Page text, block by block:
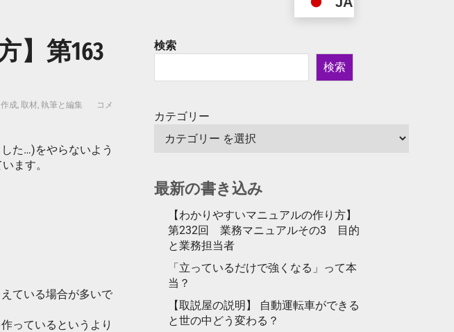
】第163
成, 取材, 執筆と編集
コメ
た…)をやらないよう
ます。
ている場合が多いで
っているというより
検索
検索
カテゴリー
最新の書き込み
【わかりやすいマニュアルの作り方】
第232回 業務マニュアルその3 目的
と業務担当者
「立っているだけで強くなる」って本
当？
【取説屋の説明】 自動運転車ができる
と世の中どう変わる？